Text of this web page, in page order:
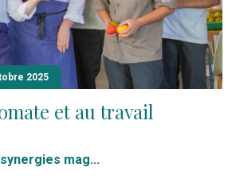
2025
et au travail
mag...